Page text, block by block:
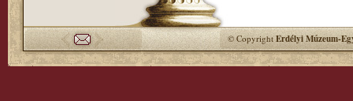
© CopyrightErdélyi Múzeum-